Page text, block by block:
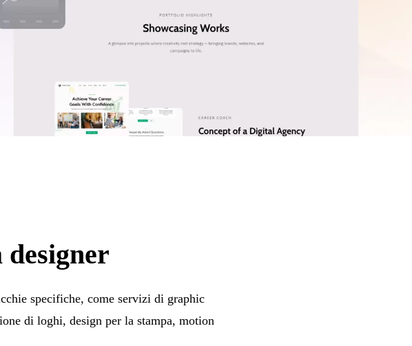
specifiche, come servizi di graphic
di loghi, design per la stampa, motion